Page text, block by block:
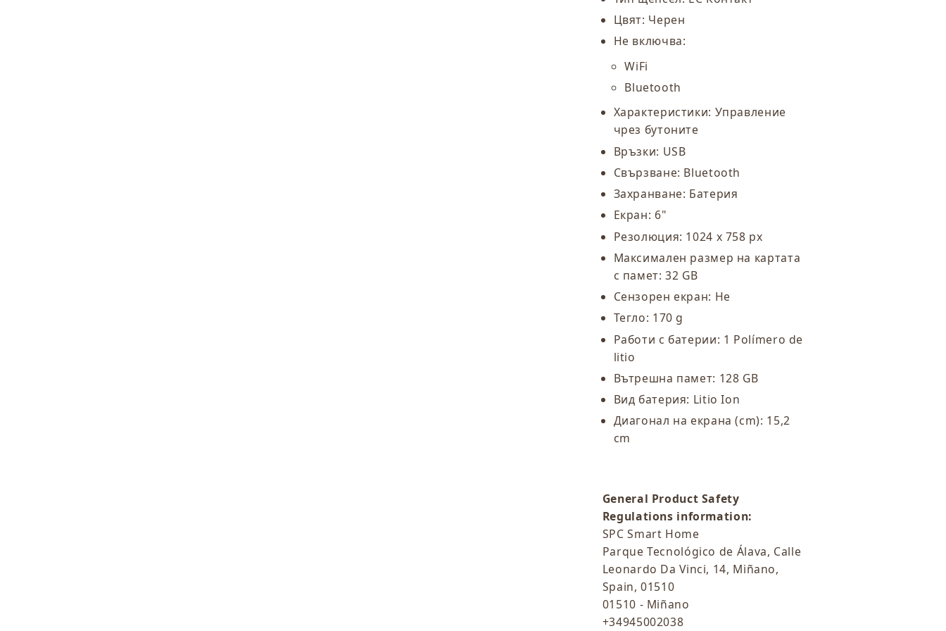
Цвят: Черен
Не включва:
WiFi
Bluetooth
Характеристики: Управление
чрез бутоните
Връзки: USB
Свързване: Bluetooth
Захранване: Батерия
Екран: 6"
Резолюция: 1024 x 758 px
Максимален размер на картата
с памет: 32 GB
Сензорен екран: Не
Тегло: 170 g
Работи с батерии: 1 Polímero de
litio
Вътрешна памет: 128 GB
Вид батерия: Litio Ion
Диагонал на екрана (cm): 15,2
cm
General Product Safety
Regulations information:
SPC Smart Home
Parque Tecnológico de Álava, Calle
Leonardo Da Vinci, 14, Miñano,
Spain, 01510
01510 - Miñano
+34945002038